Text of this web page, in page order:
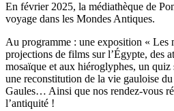
En février 2025, la médiathèque de
voyage dans les Mondes Antiques.
Au programme : une exposition « Les
projections de films sur l’Égypte, des
mosaïque et aux hiéroglyphes, un
une reconstitution de la vie gauloise
Gaules… Ainsi que nos rendez-vous
l’antiquité !